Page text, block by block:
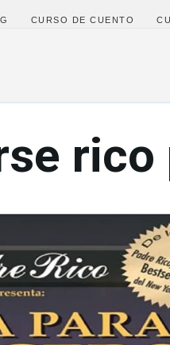
CURSO DE CUENTO
Ir al contenido
rico